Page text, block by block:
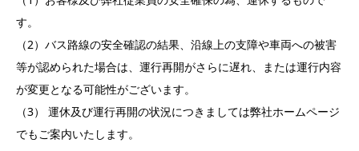
す。
（2）バス路線の安全確認の結果、沿線上の支障や車両への被害
等が認められた場合は、運行再開がさらに遅れ、または運行内容
が変更となる可能性がございます。
（3） 運休及び運行再開の状況につきましては弊社ホームページ
でもご案内いたします。